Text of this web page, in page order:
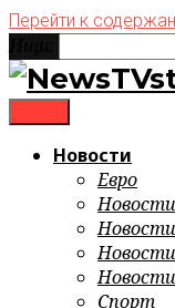
Перейти к
Новости
Евро
Спорт